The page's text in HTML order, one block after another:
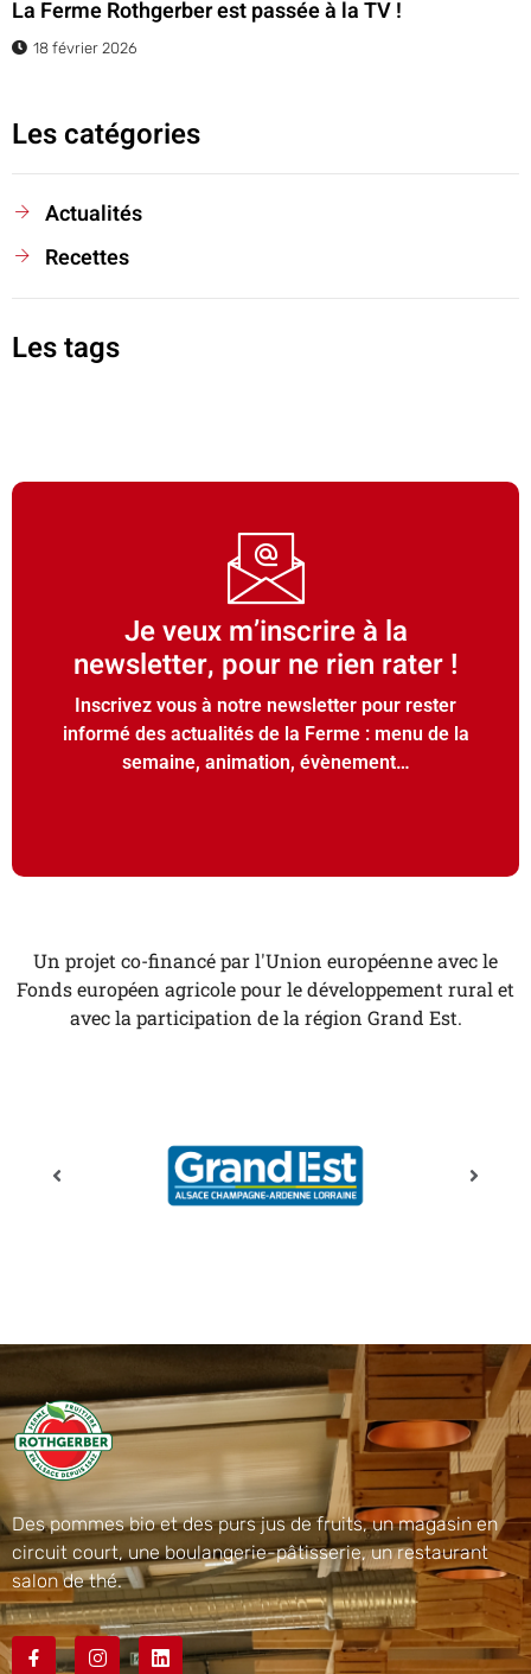
La Ferme Rothgerber est passée à la TV !
18 février 2026
Les catégories
Actualités
Recettes
Les tags
Je veux m’inscrire à la
newsletter, pour ne rien rater !
Inscrivez vous à notre newsletter pour rester
informé des actualités de la Ferme : menu de la
semaine, animation, évènement…
Un projet co-financé par l'Union européenne avec le
Fonds européen agricole pour le développement rural et
avec la participation de la région Grand Est.
Des pommes bio et des purs jus de fruits, un magasin en
circuit court, une boulangerie-pâtisserie, un restaurant
salon de thé.